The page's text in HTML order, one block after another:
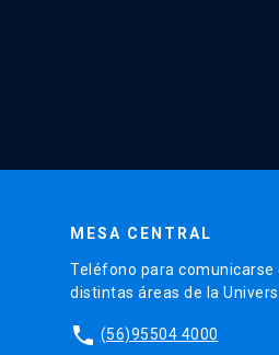
MESA CENTRAL
Teléfono para comunicarse
distintas áreas de la
phone (56)95504 4000